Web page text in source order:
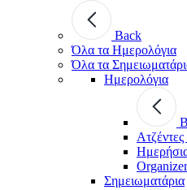
Back
Όλα τα Ημερολόγια
Όλα τα
Ημερολόγια
Organizer
Σημειωματάρια